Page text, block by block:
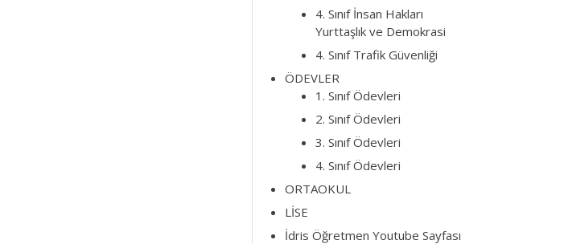
4. Sınıf İnsan Hakları
Yurttaşlık ve Demokrasi
4. Sınıf Trafik Güvenliği
ÖDEVLER
1. Sınıf Ödevleri
2. Sınıf Ödevleri
3. Sınıf Ödevleri
4. Sınıf Ödevleri
ORTAOKUL
LİSE
İdris Öğretmen Youtube Sayfası